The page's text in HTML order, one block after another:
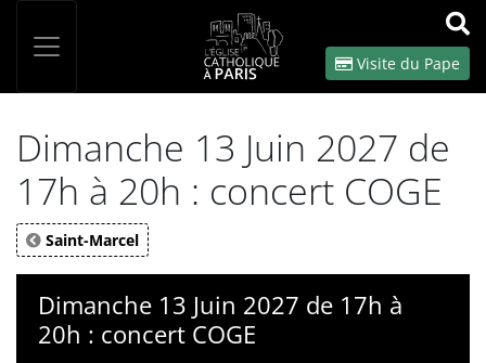
OK
Visite du Pape
Dimanche 13 Juin 2027 de
17h à 20h : concert COGE
Saint-Marcel
Dimanche 13 Juin 2027 de 17h à
20h : concert COGE
Panneau de gestion des cookies